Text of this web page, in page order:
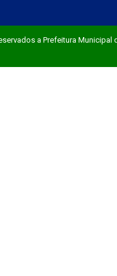
a Prefeitura Municipal